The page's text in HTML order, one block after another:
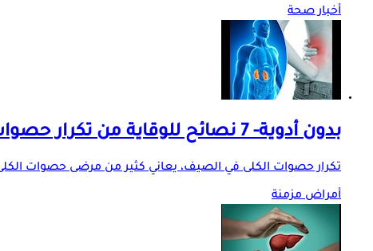
أخبار صحة
بدون أدوية- 7 نصائح للوقاية من تكرار حصوات الكلى في الصيف
تكرار حصوات الكلى في الصيف، يعاني كثير من مرضى حصوات الكلى
أمراض مزمنة